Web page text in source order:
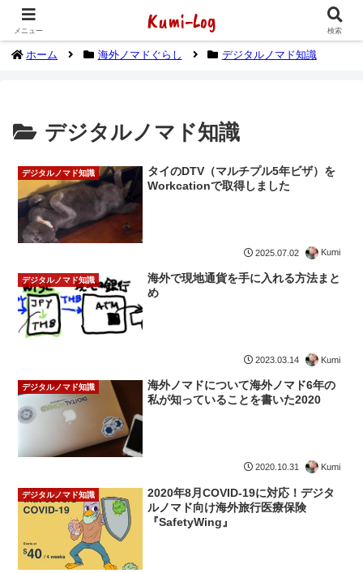
2014年1月から海外放浪（デジタルノマド）してます
ホーム 海外ノマドぐらし デジタルノマド知識
デジタルノマド知識
デジタルノマド知識
タイのDTV（マルチプル5年ビザ）を
Workcationで取得しました
2025.07.02 Kumi
デジタルノマド知識
海外で現地通貨を手に入れる方法まと
め
2023.03.14 Kumi
デジタルノマド知識
海外ノマドについて海外ノマド6年の
私が知っていることを書いた2020
2020.10.31 Kumi
デジタルノマド知識
2020年8月COVID-19に対応！デジタ
ルノマド向け海外旅行医療保険
『SafetyWing』
メニュー Kumi-Log 検索